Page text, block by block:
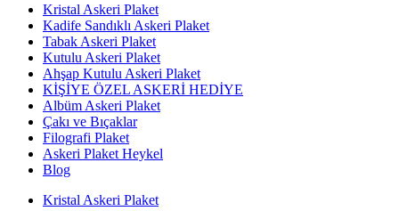
Kristal Askeri Plaket
Kadife Sandıklı Askeri Plaket
Tabak Askeri Plaket
Kutulu Askeri Plaket
Ahşap Kutulu Askeri Plaket
KİŞİYE ÖZEL ASKERİ HEDİYE
Albüm Askeri Plaket
Çakı ve Bıçaklar
Filografi Plaket
Askeri Plaket Heykel
Blog
Kristal Askeri Plaket